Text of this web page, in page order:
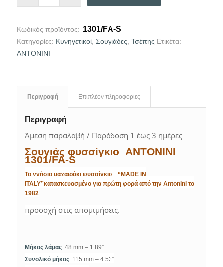
Κωδικός προϊόντος: 1301/FΑ-S
Κατηγορίες: Κυνηγετικοί, Σουγιάδες Τσέπης Ετικέτα:
ANTONINI
Περιγραφή Επιπλέον πληροφορίες
Περιγραφή
Άμεση παραλαβή / Παράδοση 1 έως 3 ημέρες
Σουγιάς φυσσίγκιο ANTONINI
1301/FA-S
Το γνήσιο μαχαιράκι φυσσίγκιο “MADE IN
ITALY”κατασκευασμένο για πρώτη φορά από την Antonini το
1982
προσοχή στις απομιμήσεις.
Μήκος λάμας: 48 mm – 1.89”
Συνολικό μήκος: 115 mm – 4.53”